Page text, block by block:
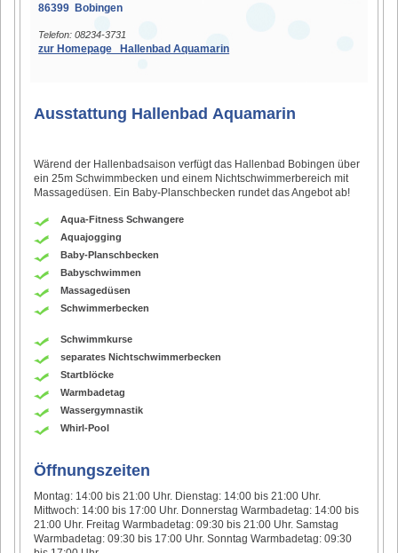
86399 Bobingen
Telefon: 08234-3731
zur Homepage Hallenbad Aquamarin
Ausstattung Hallenbad Aquamarin
Wärend der Hallenbadsaison verfügt das Hallenbad Bobingen über
ein 25m Schwimmbecken und einem Nichtschwimmerbereich mit
Massagedüsen. Ein Baby-Planschbecken rundet das Angebot ab!
Aqua-Fitness Schwangere
Aquajogging
Baby-Planschbecken
Babyschwimmen
Massagedüsen
Schwimmerbecken
Schwimmkurse
separates Nichtschwimmerbecken
Startblöcke
Warmbadetag
Wassergymnastik
Whirl-Pool
Öffnungszeiten
Montag: 14:00 bis 21:00 Uhr. Dienstag: 14:00 bis 21:00 Uhr.
Mittwoch: 14:00 bis 17:00 Uhr. Donnerstag Warmbadetag: 14:00 bis
21:00 Uhr. Freitag Warmbadetag: 09:30 bis 21:00 Uhr. Samstag
Warmbadetag: 09:30 bis 17:00 Uhr. Sonntag Warmbadetag: 09:30